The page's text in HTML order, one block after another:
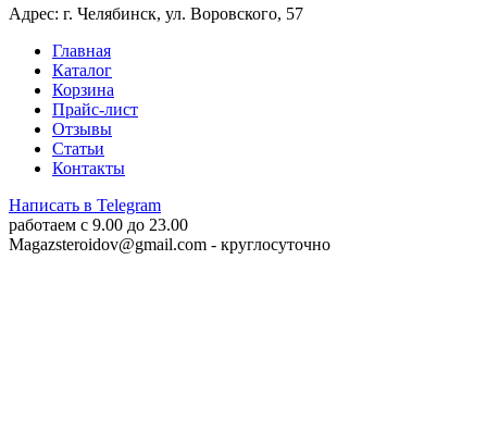
Адрес: г. Челябинск, ул. Воровского, 57
Главная
Каталог
Корзина
Прайс-лист
Отзывы
Статьи
Контакты
Написать в Telegram
работаем c 9.00 до 23.00
Magazsteroidov@gmail.com - круглосуточно